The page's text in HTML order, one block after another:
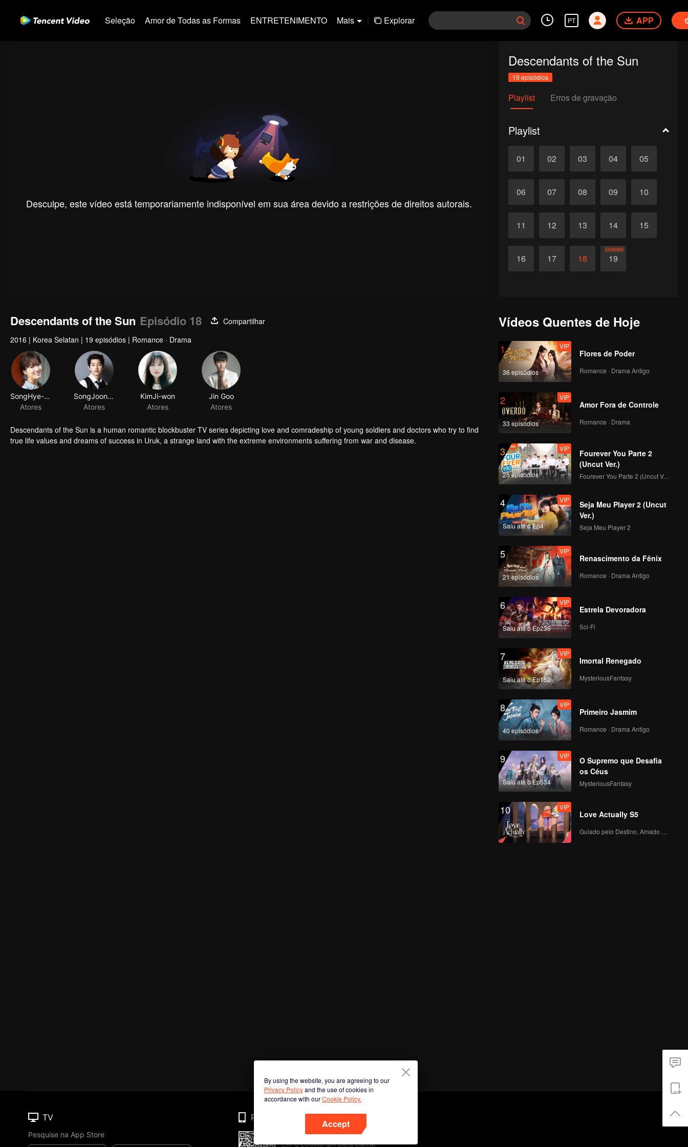
Seleção Amor de Todas as Formas ENTRETENIMENTO Mais | Explorar PT APP
Desculpe, este vídeo está temporariamente indisponível em sua área devido a restrições de direitos autorais.
Descendants of the Sun
19 episódios
Playlist Erros de gravação
Playlist
01 02 03 04 05
06 07 08 09 10
11 12 13 14 15
16 17 18 19
Completo
Descendants of the Sun Episódio 18
Compartilhar
2016 | Korea Selatan | 19 episódios | Romance · Drama
SongHye-kyo
Atores
SongJoong-ki
Atores
KimJi-won
Atores
Jin Goo
Atores
Descendants of the Sun is a human romantic blockbuster TV series depicting love and comradeship of young soldiers and doctors who try to find
true life values and dreams of success in Uruk, a strange land with the extreme environments suffering from war and disease.
Vídeos Quentes de Hoje
1
36 episódios
VIP
Flores de Poder
Romance · Drama Antigo
2
33 episódios
VIP
Amor Fora de Controle
Romance · Drama
3
25 episódios
VIP
Fourever You Parte 2
(Uncut Ver.)
Fourever You Parte 2 (Uncut Ver.)
4
Saiu até o Ep4
VIP
Seja Meu Player 2 (Uncut
Ver.)
Seja Meu Player 2
5
21 episódios
VIP
Renascimento da Fênix
Romance · Drama Antigo
6
Saiu até o Ep235
VIP
Estrela Devoradora
Sci-Fi
7
Saiu até o Ep152
VIP
Imortal Renegado
MysteriousFantasy
8
40 episódios
VIP
Primeiro Jasmim
Romance · Drama Antigo
9
Saiu até o Ep534
VIP
O Supremo que Desafia
os Céus
MysteriousFantasy
10 VIP
Love Actually S5
By using the website, you are agreeing to our
Privacy Policyand the use of cookies in
accordance with ourCookie Policy.
Accept
TV
Pesquise na App Store
Phone
Ler o código QR para baixar